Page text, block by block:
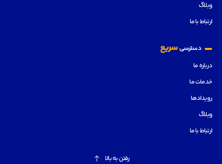
وبلاگ
ارتباط با ما
دسترسیسریع
درباره ما
خدمات ما
رویدادها
وبلاگ
ارتباط با ما
رفتن به بالا